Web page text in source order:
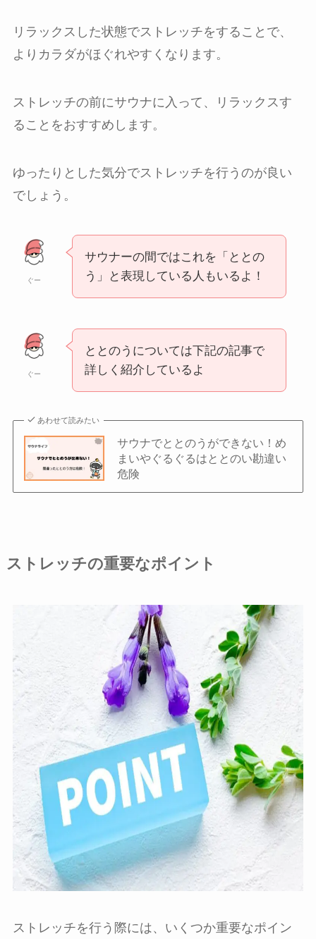
リラックスした状態でストレッチをすることで、
よりカラダがほぐれやすくなります。
ストレッチの前にサウナに入って、リラックスす
ることをおすすめします。
ゆったりとした気分でストレッチを行うのが良い
でしょう。
ぐー
サウナーの間ではこれを「ととの
う」と表現している人もいるよ！
ぐー
ととのうについては下記の記事で
詳しく紹介しているよ
あわせて読みたい
サウナでととのうができない！め
まいやぐるぐるはととのい勘違い
危険
ストレッチの重要なポイント
ストレッチを行う際には、いくつか重要なポイン